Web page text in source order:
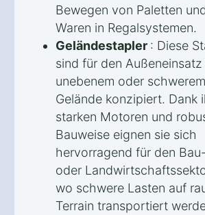
Bewegen von Paletten
Waren in Regalsystemen.
Geländestapler : Diese
sind für den
unebenem oder schwerem
Gelände konzipiert. Dank
starken Motoren und
Bauweise eignen sie sich
hervorragend für den Bau-
oder
wo schwere Lasten auf
Terrain transportiert